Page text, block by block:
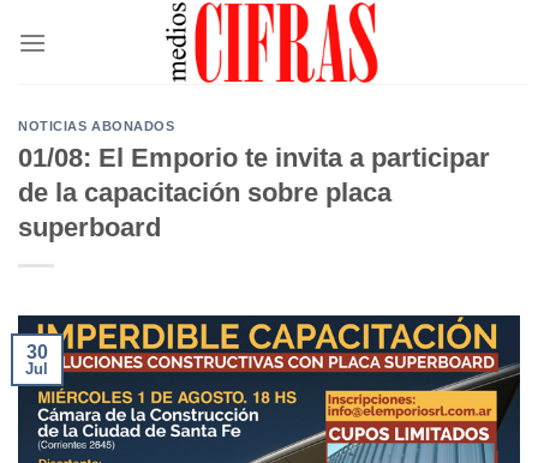
NOTICIAS ABONADOS
01/08: El Emporio te invita a participar
de la capacitación sobre placa
superboard
30
Jul